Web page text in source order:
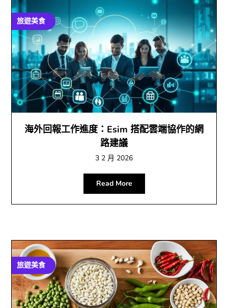
旅遊美食
海外回報工作進度：Esim 搭配雲端協作的網
路建議
3 2 月 2026
Read More
旅遊美食